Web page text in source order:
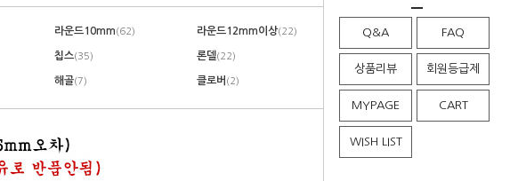
Q&A FAQ
상품리뷰 회원등급제
MYPAGE CART
WISH LIST
라운드10mm(62) 라운드12mm이상(22) 축구볼4mm이하
칩스(35) 론델(22) 큐브(8)
해골(7) 클로버 (2)